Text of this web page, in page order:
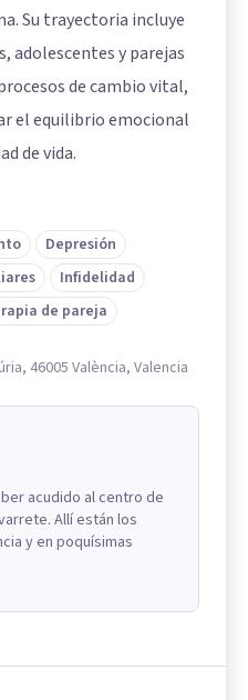
Su trayectoria incluye
adolescentes y parejas
de cambio vital,
el equilibrio emocional
de vida.
Depresión
Infidelidad
de pareja
46005 València, Valencia
acudido al centro de
Allí están los
y en poquísimas